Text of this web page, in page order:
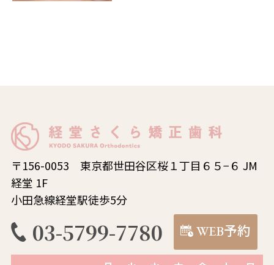
〒156-0053 東京都世田谷区桜１丁目６５−６ JM
経堂 1F
小田急線経堂駅徒歩5分
03-5799-7780 WEB予約